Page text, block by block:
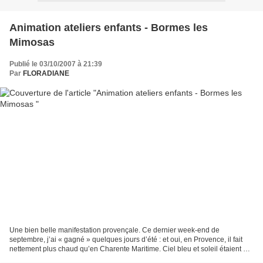
Animation ateliers enfants - Bormes les
Mimosas
Publié le 03/10/2007 à 21:39
Par FLORADIANE
Une bien belle manifestation provençale. Ce dernier week-end de
septembre, j’ai « gagné » quelques jours d’été : et oui, en Provence, il fait
nettement plus chaud qu’en Charente Maritime. Ciel bleu et soleil étaient de